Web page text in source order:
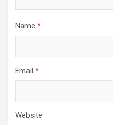
Name *
Email *
Website